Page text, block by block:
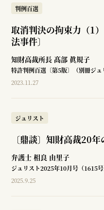
判例百選
取消判決の拘束力（1
法事件〕
知財高裁所長 髙部 眞規子
特許判例百選〔第5版〕（別冊ジ
2023.11.27
ジュリスト
〔鼎談〕知財高裁20
弁護士 相良 由里子
ジュリスト2025年10月号（1615
2025.9.25